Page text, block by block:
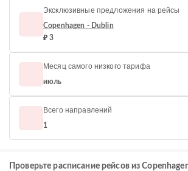
Эксклюзивные предложения на рейсы
Copenhagen - Dublin
₽ 3
Месяц самого низкого тарифа
июль
Всего направлений
1
Проверьте расписание рейсов из